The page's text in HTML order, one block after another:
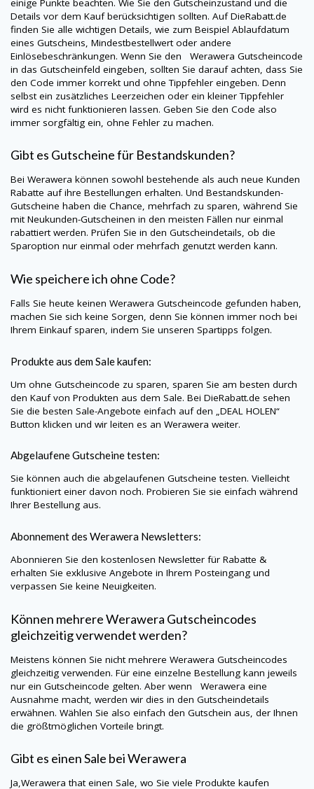
einige Punkte beachten. Wie Sie den Gutscheinzustand und die
Details vor dem Kauf berücksichtigen sollten. AufDieRabatt.de
finden Sie alle wichtigen Details, wie zum Beispiel Ablaufdatum
eines Gutscheins, Mindestbestellwert oder andere
Einlösebeschränkungen. Wenn Sie den
Werawera Gutscheincode
in das Gutscheinfeld eingeben, sollten Sie darauf achten, dass Sie
den Code immer korrekt und ohne Tippfehler eingeben. Denn
selbst ein zusätzliches Leerzeichen oder ein kleiner Tippfehler
wird es nicht funktionieren lassen. Geben Sie den Code also
immer sorgfältig ein, ohne Fehler zu machen.
Gibt es Gutscheine für Bestandskunden?
Bei Werawera können sowohl bestehende als auch neue Kunden
Rabatte auf ihre Bestellungen erhalten. Und Bestandskunden-
Gutscheine haben die Chance, mehrfach zu sparen, während Sie
mit Neukunden-Gutscheinen in den meisten Fällen nur einmal
rabattiert werden. Prüfen Sie in den Gutscheindetails, ob die
Sparoption nur einmal oder mehrfach genutzt werden kann.
Wie speichere ich ohne Code?
Falls Sie heute keinen Werawera Gutscheincode gefunden haben,
machen Sie sich keine Sorgen, denn Sie können immer noch bei
Ihrem Einkauf sparen, indem Sie unseren Spartipps folgen.
Produkte aus dem Sale kaufen:
Um ohne Gutscheincode zu sparen, sparen Sie am besten durch
den Kauf von Produkten aus dem Sale. Bei DieRabatt.de sehen
Sie die besten Sale-Angebote einfach auf den „DEAL HOLEN“
Button klicken und wir leiten es an Werawera weiter.
Abgelaufene Gutscheine testen:
Sie können auch die abgelaufenen Gutscheine testen. Vielleicht
funktioniert einer davon noch. Probieren Sie sie einfach während
Ihrer Bestellung aus.
Abonnement des Werawera Newsletters:
Abonnieren Sie den kostenlosen Newsletter für Rabatte &
erhalten Sie exklusive Angebote in Ihrem Posteingang und
verpassen Sie keine Neuigkeiten.
Können mehrereWerawera Gutscheincodes
gleichzeitig verwendet werden?
Meistens können Sie nicht mehrere Werawera Gutscheincodes
gleichzeitig verwenden. Für eine einzelne Bestellung kann jeweils
nur ein Gutscheincode gelten. Aber wenn
Werawera eine
Ausnahme macht, werden wir dies in den Gutscheindetails
erwähnen. Wählen Sie also einfach den Gutschein aus, der Ihnen
die größtmöglichen Vorteile bringt.
Gibt es einen Sale beiWerawera
Ja,Werawerathat einen Sale, wo Sie viele Produkte kaufen